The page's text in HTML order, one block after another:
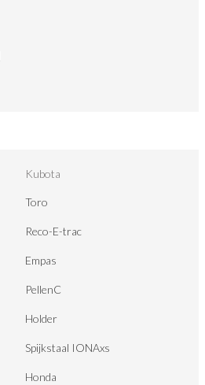
Kubota
Toro
Reco-E-trac
Empas
PellenC
Holder
Spijkstaal IONAxs
Honda